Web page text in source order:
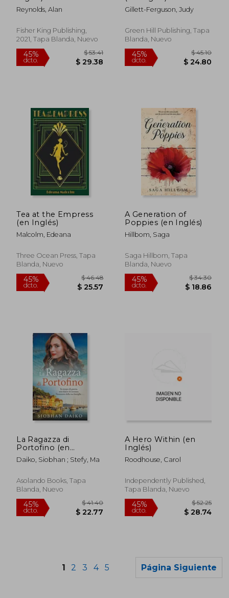
40%
dcto. $ 113.63
45%
dcto.
45% 45% $
Reynolds, Alan
Fisher King Publishing,
2021, Tapa Blanda, Nuevo
Gillett-Ferguson, Judy
Green Hill Publishing, Tapa
Blanda, Nuevo
Tea at the Empress
(en Inglés)
Malcolm, Edeana
Three Ocean Press, Tapa
Blanda, Nuevo
A Generation of
Poppies (en Inglés)
Hillbom, Saga
Saga Hillbom, Tapa
Blanda, Nuevo
La Ragazza di
Portofino (en
Italiano)
Daiko, Siobhan ; Stefy, Ma
Asolando Books, Tapa
Blanda, Nuevo
A Hero Within (en
Inglés)
Roodhouse, Carol
Independently Published,
Tapa Blanda, Nuevo
1 2 3 4 5 Página Siguiente